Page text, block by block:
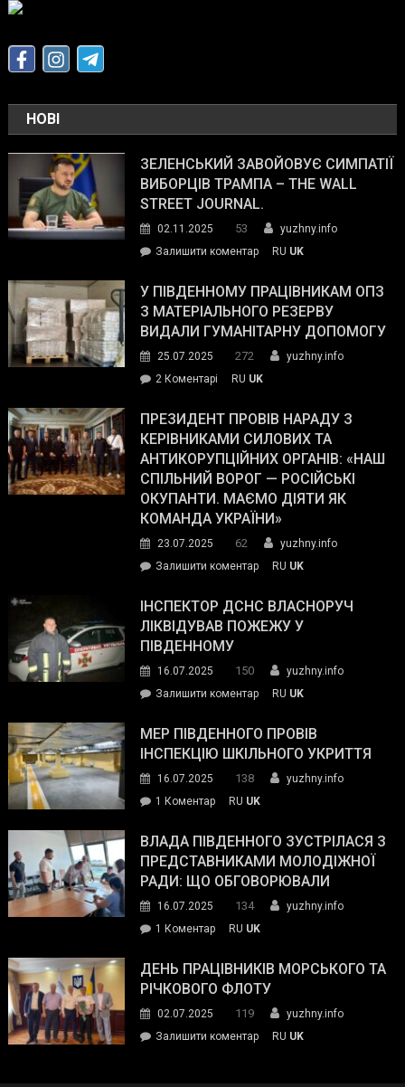
НОВІ
ЗЕЛЕНСЬКИЙ ЗАВОЙОВУЄ СИМПАТІЇ
ВИБОРЦІВ ТРАМПА – THE WALL
STREET JOURNAL.
02.11.2025 53
yuzhny.info
Залишити коментарon
завойовує
симпатії
виборців
The
Street
Journal.
RU UK
У ПІВДЕННОМУ ПРАЦІВНИКАМ ОПЗ
З МАТЕРІАЛЬНОГО РЕЗЕРВУ
ВИДАЛИ ГУМАНІТАРНУ ДОПОМОГУ
25.07.2025 272
yuzhny.info
2 Коментарі
Південному
працівникам
ОПЗ
з
матеріального
резерву
гуманітарну
допомогу
RU UK
ПРЕЗИДЕНТ ПРОВІВ НАРАДУ З
КЕРІВНИКАМИ СИЛОВИХ ТА
АНТИКОРУПЦІЙНИХ ОРГАНІВ: «НАШ
СПІЛЬНИЙ ВОРОГ — РОСІЙСЬКІ
ОКУПАНТИ. МАЄМО ДІЯТИ ЯК
КОМАНДА УКРАЇНИ»
23.07.2025 62
yuzhny.info
Залишити коментарon
провів
нараду
силових
та
органів:
«Наш
спільний
окупанти.
Маємо
діяти
команда
RU UK
ІНСПЕКТОР ДСНС ВЛАСНОРУЧ
ЛІКВІДУВАВ ПОЖЕЖУ У
ПІВДЕННОМУ
16.07.2025 150
yuzhny.info
Залишити коментарon
ДСНС
власноруч
пожежу
у
RU UK
МЕР ПІВДЕННОГО ПРОВІВ
ІНСПЕКЦІЮ ШКІЛЬНОГО УКРИТТЯ
16.07.2025 138
yuzhny.info
1 Коментардо
Південного
провів
інспекцію
укриття
RU UK
ВЛАДА ПІВДЕННОГО ЗУСТРІЛАСЯ З
ПРЕДСТАВНИКАМИ МОЛОДІЖНОЇ
РАДИ: ЩО ОБГОВОРЮВАЛИ
16.07.2025 134
yuzhny.info
1 Коментардо
Південного
зустрілася
представниками
молодіжної
RU UK
ДЕНЬ ПРАЦІВНИКІВ МОРСЬКОГО ТА
РІЧКОВОГО ФЛОТУ
02.07.2025 119
yuzhny.info
Залишити коментарon
RU UK